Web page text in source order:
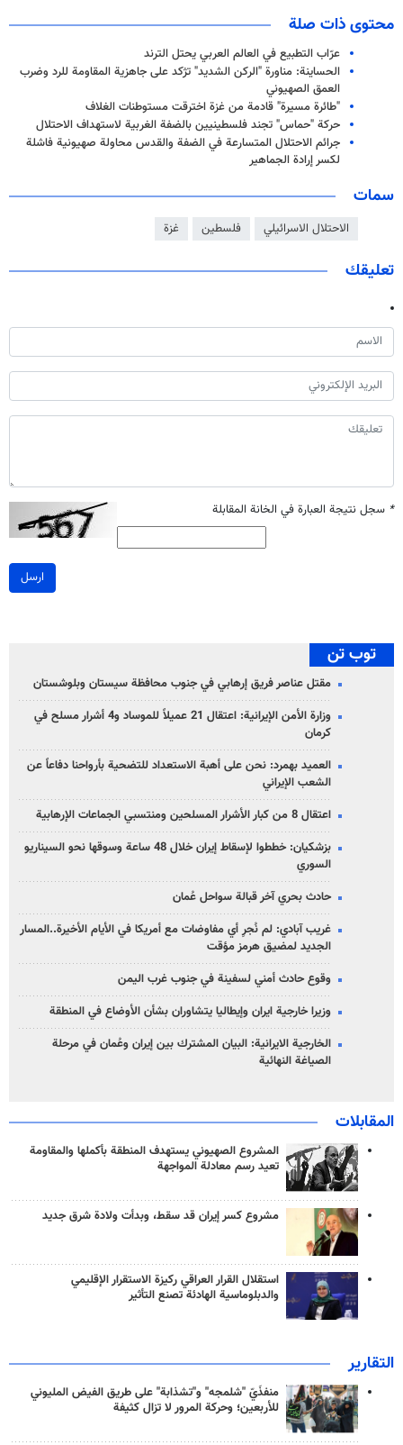
محتوى ذات صلة
عرّاب التطبيع في العالم العربي يحتل الترند
الحساينة: مناورة "الركن الشديد" تژکد علی جاهزية المقاومة للرد وضرب
العمق الصهيوني
"طائرة مسيرة" قادمة من غزة اخترقت مستوطنات الغلاف
حركة "حماس" تجند فلسطينيين بالضفة الغربیة لاستهداف الاحتلال
جرائم الاحتلال المتسارعة في الضفة والقدس محاولة صهيونية فاشلة
لكسر إرادة الجماهير
سمات
الاحتلال الاسرائيلي فلسطين غزة
تعليقك
* سجل نتيجة العبارة في الخانة المقابلة
ارسل
توب تن
مقتل عناصر فريق إرهابي في جنوب محافظة سيستان وبلوشستان
وزارة الأمن الإيرانية: اعتقال 21 عميلاً للموساد و4 أشرار مسلح في
كرمان
العميد بهمرد: نحن على أهبة الاستعداد للتضحية بأرواحنا دفاعاً عن
الشعب الإيراني
اعتقال 8 من كبار الأشرار المسلحين ومنتسبي الجماعات الإرهابية
بزشكيان: خططوا لإسقاط إيران خلال 48 ساعة وسوقها نحو السيناريو
السوري
حادث بحري آخر قبالة سواحل عُمان
غريب آبادي: لم نُجرِ أي مفاوضات مع أمريكا في الأيام الأخيرة..المسار
الجديد لمضيق هرمز مؤقت
وقوع حادث أمني لسفينة في جنوب غرب اليمن
وزيرا خارجية ايران وإيطاليا يتشاوران بشأن الأوضاع في المنطقة
الخارجية الايرانية: البيان المشترك بين إيران وعُمان في مرحلة
الصياغة النهائية
المقابلات
المشروع الصهيوني يستهدف المنطقة بأكملها والمقاومة
تعيد رسم معادلة المواجهة
مشروع كسر إيران قد سقط، وبدأت ولادة شرق جديد
استقلال القرار العراقي ركيزة الاستقرار الإقليمي
والدبلوماسية الهادئة تصنع التأثير
التقارير
منفذَيّ "شلمجه" و"تشذابة" على طريق الفيض المليوني
للأربعين؛ وحركة المرور لا تزال كثيفة